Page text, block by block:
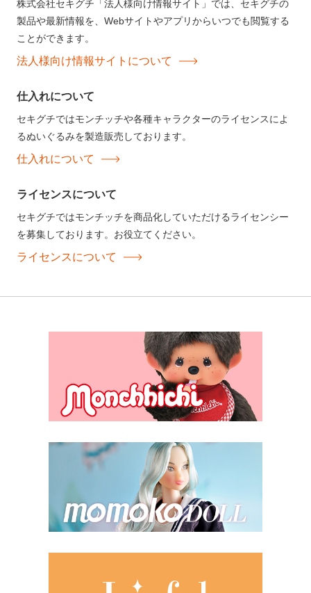
株式会社セキグチ「法人様向け情報サイト」では、セキグチの
製品や最新情報を、Webサイトやアプリからいつでも閲覧する
ことができます。
法人様向け情報サイトについて
仕入れについて
セキグチではモンチッチや各種キャラクターのライセンスによ
るぬいぐるみを製造販売しております。
仕入れについて
ライセンスについて
セキグチではモンチッチを商品化していただけるライセンシー
を募集しております。お役立てください。
ライセンスについて